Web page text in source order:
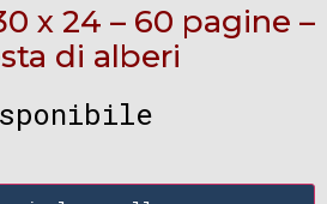
x 24 – 60 pagine –
di alberi